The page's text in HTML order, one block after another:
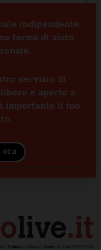
indipendente
forma di aiuto
servizio di
e aperto a
importante il tuo
ora